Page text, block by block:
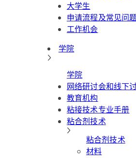
大学生
申请流程及常见问
工作机会
学院
学院
网络研讨会和线下
教育机构
粘接技术专业手册
粘合剂技术
粘合剂技术
材料